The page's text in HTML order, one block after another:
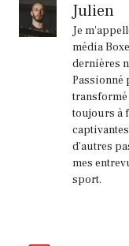
Julien
Je
média
dernières
Passionné
transformé
toujours à
d'autres
mes
sport.